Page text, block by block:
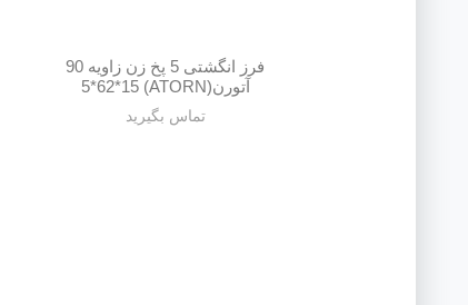
فرز انگشتی 5 پخ زن زاویه 90
آتورن(ATORN) 5*62*15
تماس بگیرید